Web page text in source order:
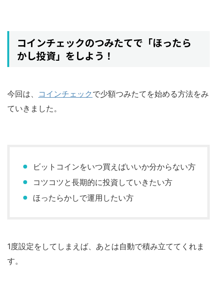
コインチェックのつみたてで「ほったら
かし投資」をしよう！
今回は、 コインチェック で少額つみたてを始める方法をみ
ていきました。
ビットコインをいつ買えばいいか分からない方
コツコツと長期的に投資していきたい方
ほったらかしで運用したい方
1度設定をしてしまえば、あとは自動で積み立ててくれま
す。